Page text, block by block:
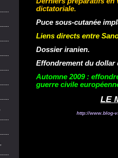
dictatoriale.
Puce sous-cutanée
Liens directs entre
Dossier iranien.
Effondrement du dollar
Automne 2009 :
guerre civile
LE
http://www.blog-